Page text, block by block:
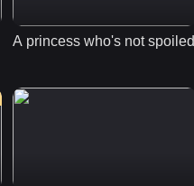
A princess who's not spoiled